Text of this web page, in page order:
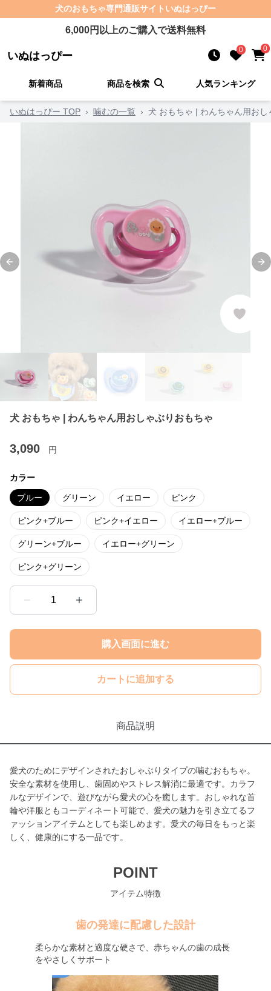
犬のおもちゃ専門通販サイト いぬはっぴー
6,000円以上のご購入で送料無料
いぬはっぴー 0 0
新着商品 商品を検索 人気ランキング
いぬはっぴー TOP › 噛むの一覧 › 犬 おもちゃ | わんちゃん用おし
Previous slide
犬 おもちゃ | わんちゃん用おしゃぶりおもちゃ
3,090 円
カラー
ブルー グリーン イエロー ピンク
ピンク+ブルー ピンク+イエロー イエロー+ブルー
グリーン+ブルー イエロー+グリーン
ピンク+グリーン
1
購入画面に進む
カートに追加する
商品説明
愛犬のためにデザインされたおしゃぶりタイプの噛むおもちゃ。
安全な素材を使用し、歯固めやストレス解消に最適です。カラフ
ルなデザインで、遊びながら愛犬の心を癒します。おしゃれな首
輪や洋服ともコーディネート可能で、愛犬の魅力を引き立てるフ
ァッションアイテムとしても楽しめます。愛犬の毎日をもっと楽
しく、健康的にする一品です。
POINT
アイテム特徴
歯の発達に配慮した設計
柔らかな素材と適度な硬さで、赤ちゃんの歯の成長
をやさしくサポート